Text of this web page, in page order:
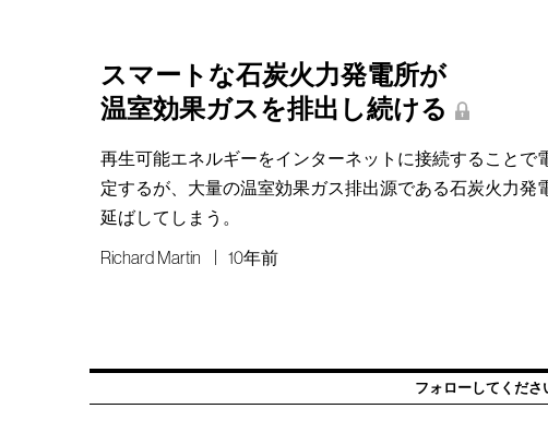
スマートな石炭火力発電所が
温室効果ガスを排出し続ける
再生可能エネルギーをインターネットに接続することで
定するが、大量の温室効果ガス排出源である石炭火力発
延ばしてしまう。
Richard Martin 10年前
フォローしてくださ